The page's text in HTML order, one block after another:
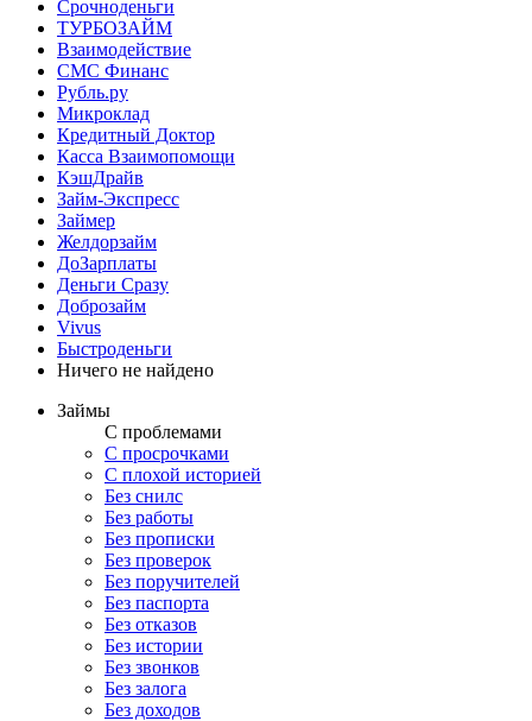
Срочноденьги
ТУРБОЗАЙМ
Взаимодействие
СМС Финанс
Рубль.ру
Микроклад
Кредитный Доктор
Касса Взаимопомощи
КэшДрайв
Займ-Экспресс
Займер
Желдорзайм
ДоЗарплаты
Деньги Сразу
Доброзайм
Vivus
Быстроденьги
Ничего не найдено
Займы
С проблемами
С просрочками
С плохой историей
Без снилс
Без работы
Без прописки
Без проверок
Без поручителей
Без паспорта
Без отказов
Без истории
Без звонков
Без залога
Без доходов